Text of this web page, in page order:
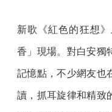
新歌《紅色的狂想
香」現場。對白安獨
記憶點，不少網友也
讀，抓耳旋律和精致